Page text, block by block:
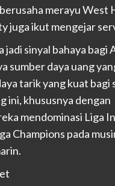
merayu West
juga ikut mengejar
jadi sinyal bahaya bagi
sumber daya uang
tarik yang kuat bagi
ini, khususnya dengan
mendominasi Liga
Champions pada